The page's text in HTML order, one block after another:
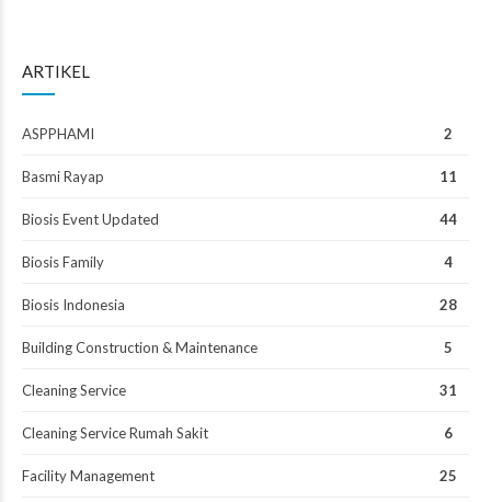
ARTIKEL
ASPPHAMI 2
Basmi Rayap 11
Biosis Event Updated 44
Biosis Family 4
Biosis Indonesia 28
Building Construction & Maintenance 5
Cleaning Service 31
Cleaning Service Rumah Sakit 6
Facility Management 25